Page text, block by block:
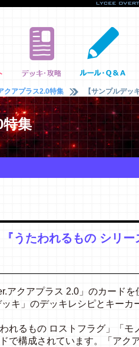
クアプラス2.0特集 【サンプルデ
集
『うたわれるもの シリ
アクアプラス 2.0」のカード
キ」のデッキレシピとキー
れるもの ロストフラグ」「
で構成されています。「アク